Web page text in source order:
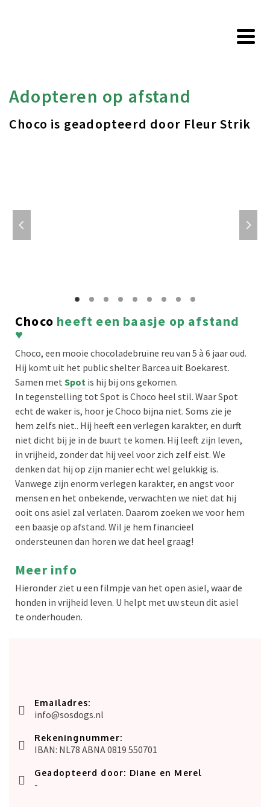
Adopteren op afstand
Choco is geadopteerd door Fleur Strik
Choco heeft een baasje op afstand
♥
Choco, een mooie chocoladebruine reu van 5 à 6 jaar oud.
Hij komt uit het public shelter Barcea uit Boekarest.
Samen met Spot is hij bij ons gekomen.
In tegenstelling tot Spot is Choco heel stil. Waar Spot
echt de waker is, hoor je Choco bijna niet. Soms zie je
hem zelfs niet.. Hij heeft een verlegen karakter, en durft
niet dicht bij je in de buurt te komen. Hij leeft zijn leven,
in vrijheid, zonder dat hij veel voor zich zelf eist. We
denken dat hij op zijn manier echt wel gelukkig is.
Vanwege zijn enorm verlegen karakter, en angst voor
mensen en het onbekende, verwachten we niet dat hij
ooit ons asiel zal verlaten. Daarom zoeken we voor hem
een baasje op afstand. Wil je hem financieel
ondersteunen dan horen we dat heel graag!
Meer info
Hieronder ziet u een filmpje van het open asiel, waar de
honden in vrijheid leven. U helpt met uw steun dit asiel
te onderhouden.
Emailadres:
info@sosdogs.nl
Rekeningnummer:
IBAN: NL78 ABNA 0819 550701
Geadopteerd door: Diane en Merel
-